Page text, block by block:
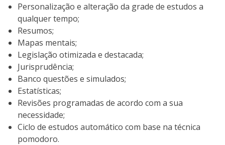
Personalização e alteração da grade de estudos a
qualquer tempo;
Resumos;
Mapas mentais;
Legislação otimizada e destacada;
Jurisprudência;
Banco questões e simulados;
Estatísticas;
Revisões programadas de acordo com a sua
necessidade;
Ciclo de estudos automático com base na técnica
pomodoro.